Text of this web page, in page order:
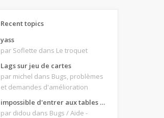
Recent topics
yass
par Soflette dans Le troquet
Lags sur jeu de cartes
par michel dans Bugs, problèmes
et demandes d'amélioration
impossible d'entrer aux tables de jeux
par didou dans Bugs / Aide -